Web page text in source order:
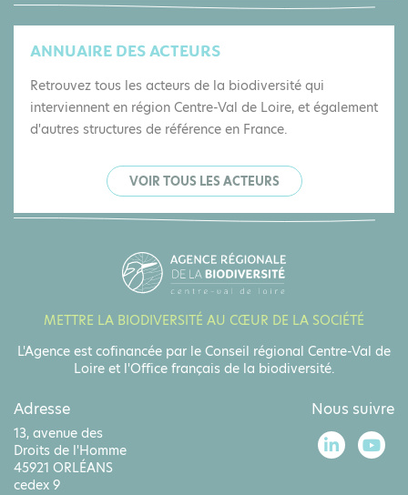
ANNUAIRE DES ACTEURS
Retrouvez tous les acteurs de la biodiversité qui
interviennent en région Centre-Val de Loire, et également
d'autres structures de référence en France.
VOIR TOUS LES ACTEURS
Adresse
13, avenue des
Droits de l'Homme
45921 ORLÉANS
cedex 9
Nous suivre
METTRE LA BIODIVERSITÉ AU CŒUR DE LA SOCIÉTÉ
L'Agence est cofinancée par le Conseil régional Centre-Val de
Loire et l'Office français de la biodiversité.